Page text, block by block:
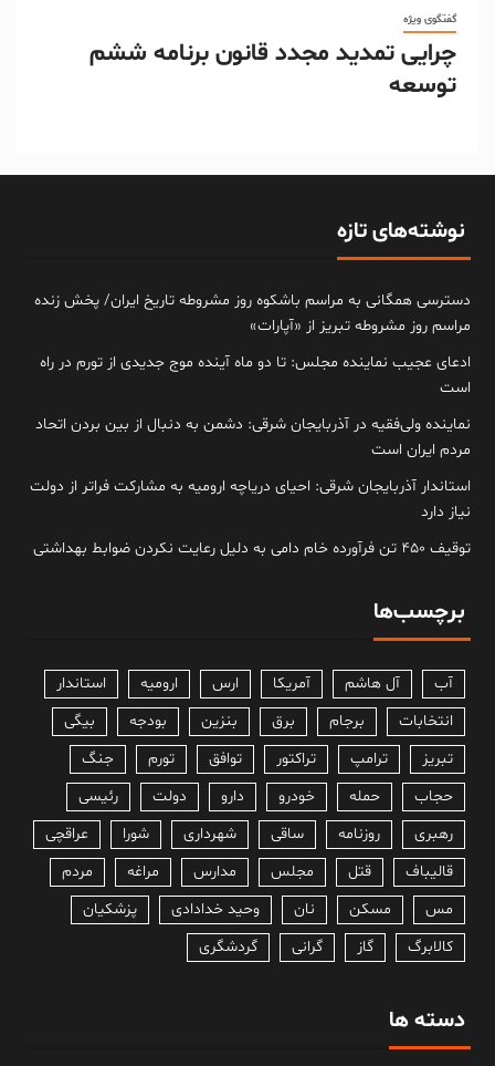
گفتگوی ویژه
چرایی تمدید مجدد قانون برنامه ششم
توسعه
نوشته‌های تازه
دسترسی همگانی به مراسم باشکوه روز مشروطه تاریخ ایران/ پخش زنده
مراسم روز مشروطه تبریز از «آپارات»
ادعای عجیب نماینده مجلس: تا دو ماه آینده موج جدیدی از تورم در راه
است
نماینده ولی‌فقیه در آذربایجان شرقی: دشمن به دنبال از بین بردن اتحاد
مردم ایران است
استاندار آذربایجان شرقی: احیای دریاچه ارومیه به مشارکت فراتر از دولت
نیاز دارد
توقیف ۴۵۰ تن فرآورده خام دامی به دلیل رعایت نکردن ضوابط بهداشتی
برچسب‌ها
آب آل هاشم آمریکا ارس ارومیه
استاندار
انتخابات
برجام برق بنزین بودجه
بیگی
تبریز
ترامپ تراکتور توافق تورم
جنگ
حجاب
حمله خودرو دارو دولت
رئیسی
رهبری
روزنامه ساقی شهرداری شورا
عراقچی
قالیباف
قتل مجلس مدارس مراغه
مردم
مس
مسکن نان وحید خدادادی
پزشکیان
کالابرگ
گاز گرانی گردشگری
دسته ها